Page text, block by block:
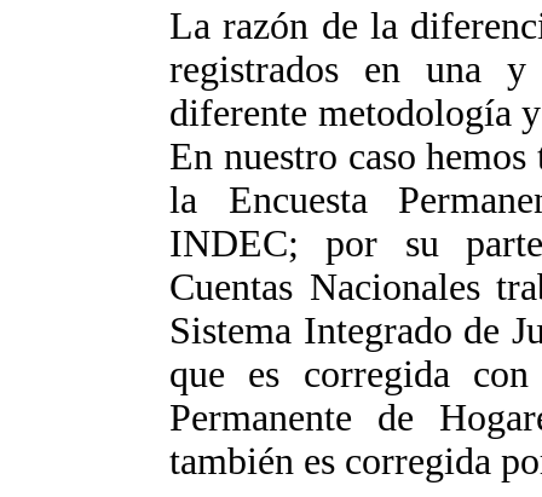
La razón de la
registrados en una
diferente metodología
En nuestro caso
la Encuesta
INDEC; por su
Cuentas Nacionales
Sistema Integrado de
que es corregida
Permanente de
también es corregida